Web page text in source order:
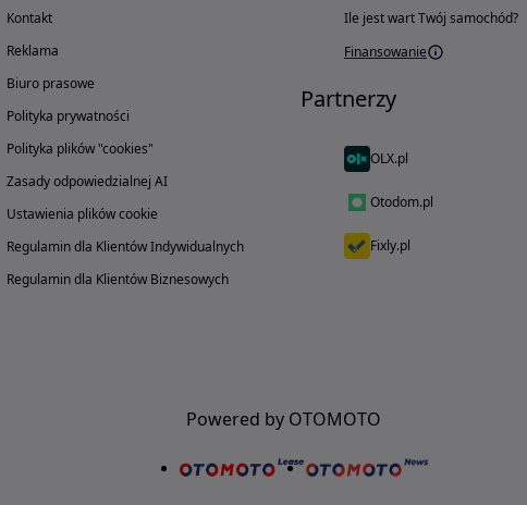
Kontakt
Reklama
Biuro prasowe
Polityka prywatności
Polityka plików "cookies"
Zasady odpowiedzialnej AI
Ustawienia plików cookie
Regulamin dla Klientów Indywidualnych
Regulamin dla Klientów Biznesowych
Ile jest wart Twój samochód?
Finansowanie
Partnerzy
OLX.pl
Otodom.pl
Fixly.pl
Powered by OTOMOTO